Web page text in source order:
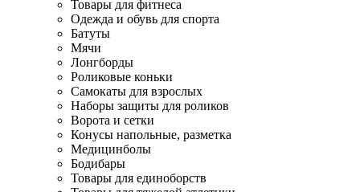
Товары для фитнеса
Одежда и обувь для спорта
Батуты
Мячи
Лонгборды
Роликовые коньки
Самокаты для взрослых
Наборы защиты для роликов
Ворота и сетки
Конусы напольные, разметка
Медицинболы
Бодибары
Товары для единоборств